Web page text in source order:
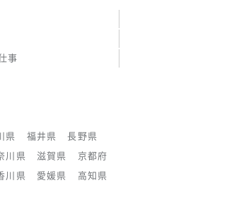
事
県 福井県 長野県
川県 滋賀県 京都府
川県 愛媛県 高知県